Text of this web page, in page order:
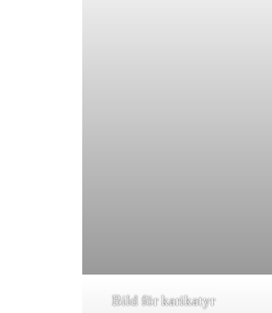
Bild för karikatyr